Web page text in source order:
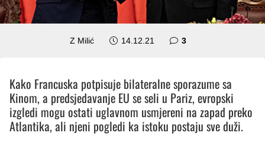
Z Milić 14.12.21 3komentara
Kako Francuska potpisuje bilateralne sporazume sa
Kinom, a predsjedavanje EU se seli u Pariz, evropski
izgledi mogu ostati uglavnom usmjereni na zapad preko
Atlantika, ali njeni pogledi ka istoku postaju sve duži.